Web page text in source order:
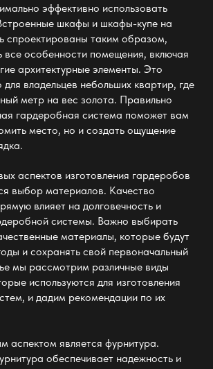
эффективно использовать
шкафы и шкафы-купе на
спроектированы таким образом,
все особенности помещения, включая
архитектурные элементы. Это
владельцев небольших квартир, где
метр на вес золота. Правильно
гардеробная система поможет вам
место, но и создать ощущение
аспектов изготовления гардеробов
выбор материалов. Качество
влияет на долговечность и
системы. Важно выбирать
материалы, которые будут
и сохранять свой первоначальный
мы рассмотрим различные виды
используются для изготовления
и дадим рекомендации по их
аспектом является фурнитура.
обеспечивает надежность и